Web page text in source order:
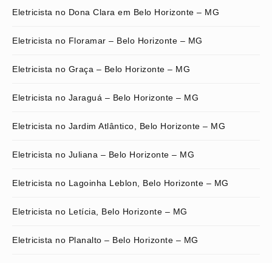
Eletricista no Dona Clara em Belo Horizonte – MG
Eletricista no Floramar – Belo Horizonte – MG
Eletricista no Graça – Belo Horizonte – MG
Eletricista no Jaraguá – Belo Horizonte – MG
Eletricista no Jardim Atlântico, Belo Horizonte – MG
Eletricista no Juliana – Belo Horizonte – MG
Eletricista no Lagoinha Leblon, Belo Horizonte – MG
Eletricista no Letícia, Belo Horizonte – MG
Eletricista no Planalto – Belo Horizonte – MG